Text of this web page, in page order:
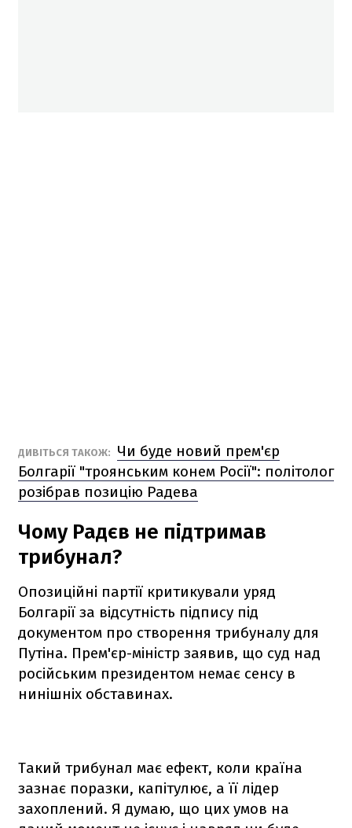
ДИВІТЬСЯ ТАКОЖ:
Чи буде новий прем'єр
Болгарії "троянським конем Росії": політолог
розібрав позицію Радева
Чому Радєв не підтримав
трибунал?
Опозиційні партії критикували уряд
Болгарії за відсутність підпису під
документом про створення трибуналу для
Путіна. Прем'єр-міністр заявив, що суд над
російським президентом немає сенсу в
нинішніх обставинах.
Такий трибунал має ефект, коли країна
зазнає поразки, капітулює, а її лідер
захоплений. Я думаю, що цих умов на